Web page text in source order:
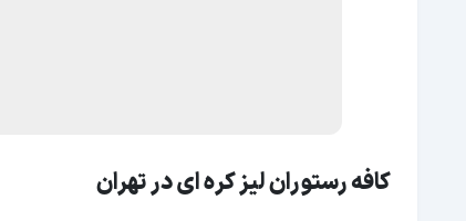
کافه رستوران لیز کره ‌ای در تهران